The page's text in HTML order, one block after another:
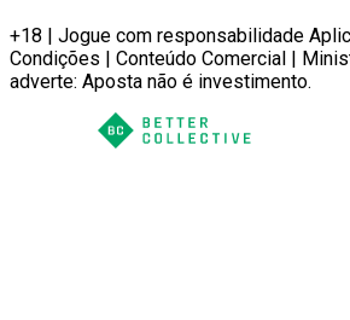
+18 | Jogue com responsabilidade
Condições | Conteúdo Comercial |
adverte: Aposta não é investimento.